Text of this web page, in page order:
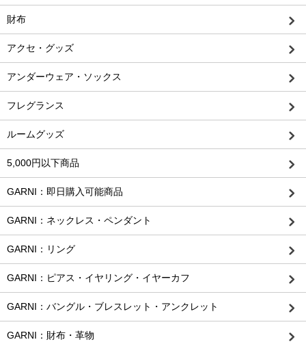
財布
アクセ・グッズ
アンダーウェア・ソックス
フレグランス
ルームグッズ
5,000円以下商品
GARNI：即日購入可能商品
GARNI：ネックレス・ペンダント
GARNI：リング
GARNI：ピアス・イヤリング・イヤーカフ
GARNI：バングル・ブレスレット・アンクレット
GARNI：財布・革物